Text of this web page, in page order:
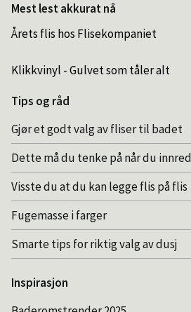
Mest lest akkurat nå
Årets flis hos Flisekompaniet
Klikkvinyl - Gulvet som tåler alt
Tips og råd
Gjør et godt valg av fliser til badet
Dette må du tenke på når du
Visste du at du kan legge flis på flis
Fugemasse i farger
Smarte tips for riktig valg av dusj
Inspirasjon